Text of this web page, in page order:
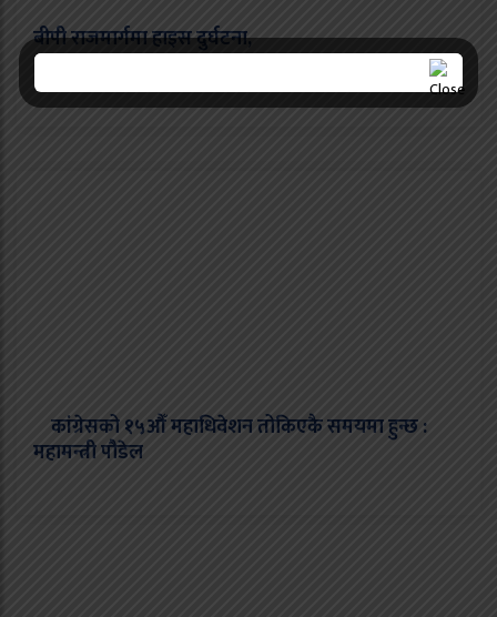
बीपी राजमार्गमा हाइस दुर्घटना,
कांग्रेसको १५औँ महाधिवेशन तोकिएकै समयमा हुन्छ :
महामन्त्री पौडेल